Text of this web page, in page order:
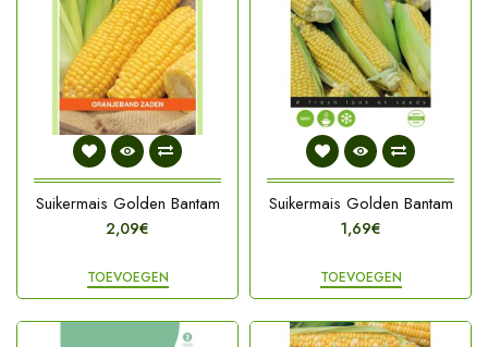
Suikermais Golden Bantam
2,09€
TOEVOEGEN
Suikermais Golden Bantam
1,69€
TOEVOEGEN